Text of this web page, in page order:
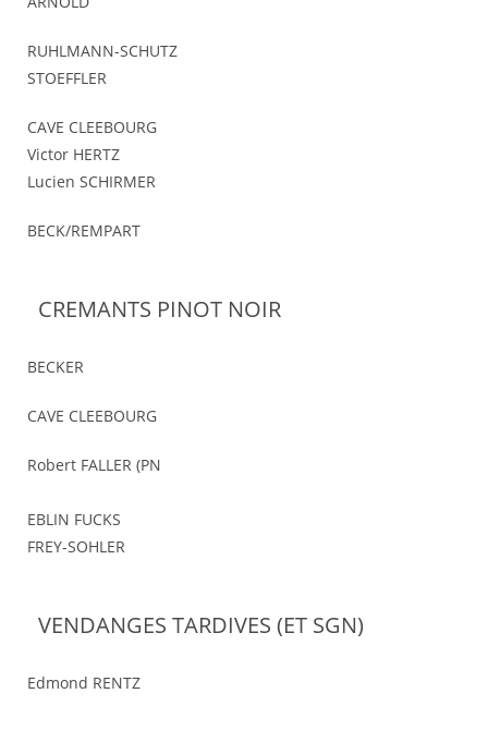
RUHLMANN-SCHUTZ
STOEFFLER
CAVE CLEEBOURG
Victor HERTZ
Lucien SCHIRMER
BECK/REMPART
CREMANTS PINOT NOIR
BECKER
CAVE CLEEBOURG
Robert FALLER (PN
EBLIN FUCKS
FREY-SOHLER
VENDANGES TARDIVES (ET SGN)
Edmond RENTZ